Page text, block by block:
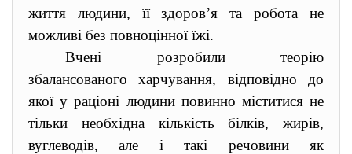
життя людини, її здоров’я та робота не
можливі без повноцінної їжі.
Вчені розробили теорію
збалансованого харчування, відповідно до
якої у раціоні людини повинно міститися не
тільки необхідна кількість білків, жирів,
вуглеводів, але і такі речовини як